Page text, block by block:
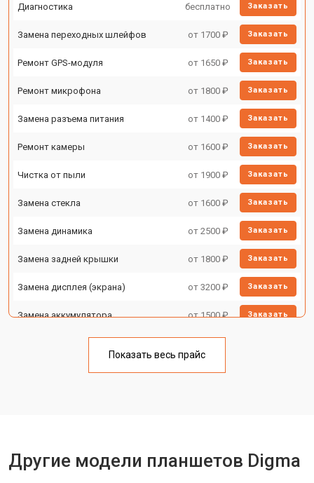
Диагностика бесплатно Заказать
Замена переходных шлейфов от 1700 ₽ Заказать
Ремонт GPS-модуля от 1650 ₽ Заказать
Ремонт микрофона от 1800 ₽ Заказать
Замена разъема питания от 1400 ₽ Заказать
Ремонт камеры от 1600 ₽ Заказать
Чистка от пыли от 1900 ₽ Заказать
Замена стекла от 1600 ₽ Заказать
Замена динамика от 2500 ₽ Заказать
Замена задней крышки от 1800 ₽ Заказать
Замена дисплея (экрана) от 3200 ₽ Заказать
Замена аккумулятора от 1500 ₽ Заказать
от 1750 ₽
Показать весь прайс
Другие модели планшетов Digma